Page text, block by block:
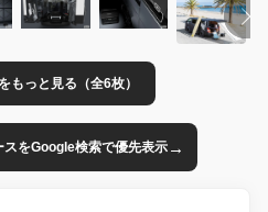
もっと見る（全6枚）
をGoogle検索で優先表示→